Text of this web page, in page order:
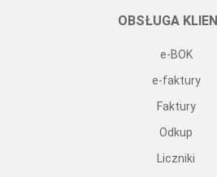
OBSŁUGA
e-BOK
e-faktury
Faktury
Odkup
Liczniki